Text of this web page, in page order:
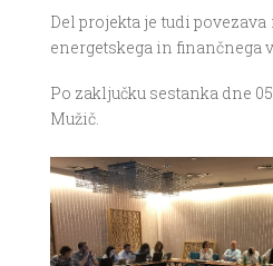
Del projekta je tudi
energetskega in finančnega
Po zaključku sestanka dne
Mužič.